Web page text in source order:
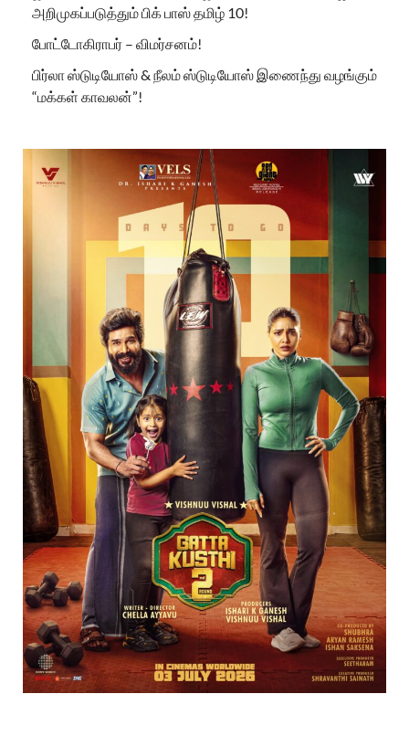
அறிமுகப்படுத்தும் பிக் பாஸ் தமிழ் 10!
போட்டோகிராபர் – விமர்சனம்!
பிர்லா ஸ்டுடியோஸ் & நீலம் ஸ்டுடியோஸ் இணைந்து வழங்கும்
“மக்கள் காவலன்”!